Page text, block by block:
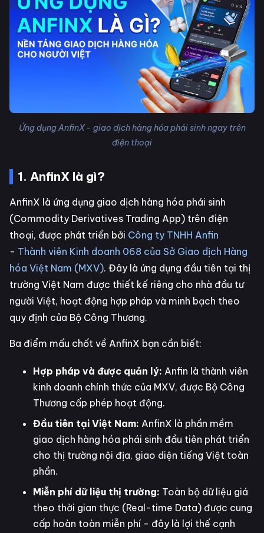
Ứng dụng AnfinX - giao dịch hàng hóa phái sinh ngay trên
điện thoại
1. AnfinX là gì?
AnfinX là ứng dụng giao dịch hàng hóa phái sinh
(Commodity Derivatives Trading App) trên điện
thoại, được phát triển bởi Công ty TNHH Anfin
- Thành viên Kinh doanh 068 của Sở Giao dịch Hàng
hóa Việt Nam (MXV). Đây là ứng dụng đầu tiên tại thị
trường Việt Nam được thiết kế riêng cho nhà đầu tư
người Việt, hoạt động hợp pháp và minh bạch theo
quy định của Bộ Công Thương.
Ba điểm mấu chốt về AnfinX bạn cần biết:
Hợp pháp và được quản lý: Anfin là thành viên
kinh doanh chính thức của MXV, được Bộ Công
Thương cấp phép hoạt động.
Đầu tiên tại Việt Nam: AnfinX là phần mềm
giao dịch hàng hóa phái sinh đầu tiên phát triển
cho thị trường nội địa, giao diện tiếng Việt toàn
phần.
Miễn phí dữ liệu thị trường: Toàn bộ dữ liệu giá
theo thời gian thực (Real-time Data) được cung
cấp hoàn toàn miễn phí - đây là lợi thế cạnh